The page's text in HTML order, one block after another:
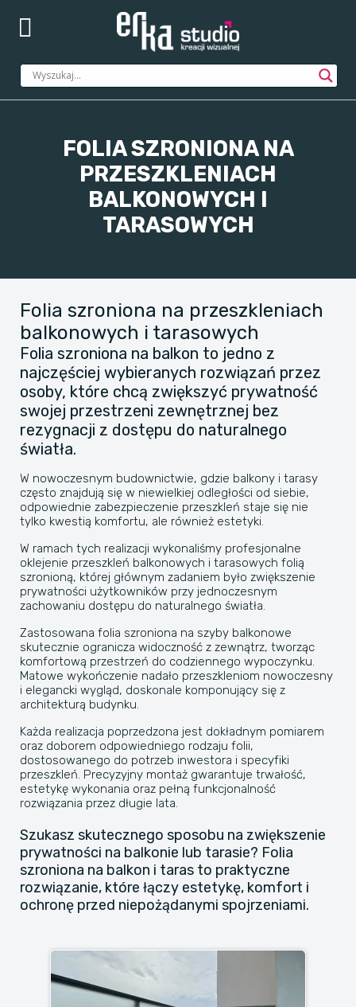
FOLIA SZRONIONA NA
PRZESZKLENIACH
BALKONOWYCH I
TARASOWYCH
Folia szroniona na przeszkleniach
balkonowych i tarasowych
Folia szroniona na balkon to jedno z
najczęściej wybieranych rozwiązań przez
osoby, które chcą zwiększyć prywatność
swojej przestrzeni zewnętrznej bez
rezygnacji z dostępu do naturalnego
światła.
W nowoczesnym budownictwie, gdzie balkony i tarasy
często znajdują się w niewielkiej odległości od siebie,
odpowiednie zabezpieczenie przeszkleń staje się nie
tylko kwestią komfortu, ale również estetyki.
W ramach tych realizacji wykonaliśmy profesjonalne
oklejenie przeszkleń balkonowych i tarasowych folią
szronioną, której głównym zadaniem było zwiększenie
prywatności użytkowników przy jednoczesnym
zachowaniu dostępu do naturalnego światła.
Zastosowana folia szroniona na szyby balkonowe
skutecznie ogranicza widoczność z zewnątrz, tworząc
komfortową przestrzeń do codziennego wypoczynku.
Matowe wykończenie nadało przeszkleniom nowoczesny
i elegancki wygląd, doskonale komponujący się z
architekturą budynku.
Każda realizacja poprzedzona jest dokładnym pomiarem
oraz doborem odpowiedniego rodzaju folii,
dostosowanego do potrzeb inwestora i specyfiki
przeszkleń. Precyzyjny montaż gwarantuje trwałość,
estetykę wykonania oraz pełną funkcjonalność
rozwiązania przez długie lata.
Szukasz skutecznego sposobu na zwiększenie
prywatności na balkonie lub tarasie? Folia
szroniona na balkon i taras to praktyczne
rozwiązanie, które łączy estetykę, komfort i
ochronę przed niepożądanymi spojrzeniami.